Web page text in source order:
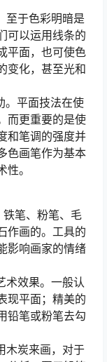
至于色彩明暗是
可以运用线条的
平面，也可使色
变化，甚至光和
。平面技法在使
而更重要的是使
和笔调的强度并
色画笔作为基本
。
铁笔、粉笔、毛
作画的。工具的
影响画家的情绪
术效果。一般认
现平面；精美的
铅笔或粉笔去勾
木炭来画，对于